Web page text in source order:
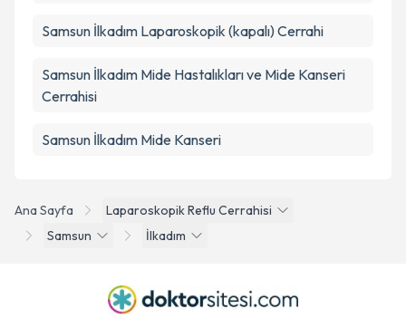
Ana Sayfa
Laparoskopik Reflu Cerrahisi
Samsun
İlkadım
Samsun İlkadım Laparoskopik (kapalı) Cerrahi
Samsun İlkadım Mide Hastalıkları ve Mide Kanseri
Cerrahisi
Samsun İlkadım Mide Kanseri